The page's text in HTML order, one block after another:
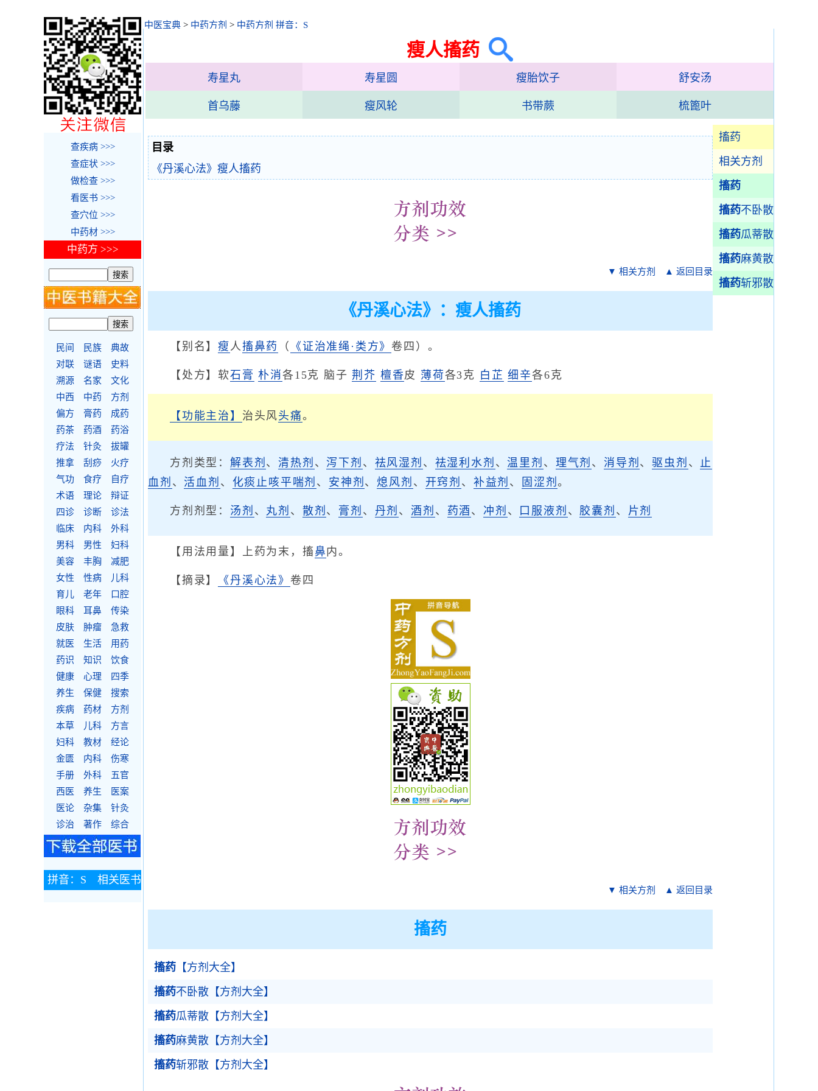
中医宝典 > 中药方剂 > 中药方剂 拼音：S
瘦人搐药
寿星丸 寿星圆 瘦胎饮子 舒安汤
首乌藤 瘦风轮 书带蕨 梳篦叶
搐药
相关方剂
搐药
搐药不卧散
搐药瓜蒂散
搐药麻黄散
搐药斩邪散
目录
《丹溪心法》瘦人搐药
▼ 相关方剂 ▲ 返回目录
《丹溪心法》：瘦人搐药
【别名】瘦 人搐鼻药 （ 《证治准绳·类方》卷四）。
【处方】软石膏 朴消各15克 脑子荆芥 檀香皮 薄荷各3克 白芷 细辛各6克
【功能主治】 治头风头痛。
方剂类型： 解表剂 、清热剂 、 泻下剂 、 祛风湿剂 、 祛湿利水剂 、温里剂 、 理气剂 、 消导剂 、驱虫剂 、 止
血剂 、 活血剂 、 化痰止咳平喘剂 、 安神剂 、熄风剂 、 开窍剂 、 补益剂 、 固涩剂。
方剂剂型： 汤剂 、 丸剂 、 散剂 、 膏剂 、 丹剂 、酒剂 、 药酒 、 冲剂 、 口服液剂 、 胶囊剂 、 片剂
【用法用量】上药为末，搐 鼻内。
【摘录】 《丹溪心法》卷四
▼ 相关方剂 ▲ 返回目录
搐药
搐药 【方剂大全】
搐药不卧散【方剂大全】
搐药瓜蒂散【方剂大全】
搐药麻黄散【方剂大全】
搐药斩邪散【方剂大全】
查疾病 >>>
查症状 >>>
做检查 >>>
看医书 >>>
查穴位 >>>
中药材 >>>
中药方 >>>
民间 民族
典故
对联
谜语
史料
溯源
名家
文化
中西
中药
方剂
偏方
膏药
成药
药茶
药酒
药浴
疗法
针灸
拔罐
推拿
刮痧
火疗
气功
食疗
自疗
术语
理论
辩证
四诊
诊断
诊法
临床
内科
外科
男科
男性
妇科
美容
丰胸
减肥
女性
性病
儿科
育儿
老年
口腔
眼科
耳鼻
传染
皮肤
肿瘤
急救
就医
生活
用药
药识
知识
饮食
健康
心理
四季
养生
保健
搜索
疾病
药材
方剂
本草
儿科
方言
妇科
教材
经论
金匮
内科
伤寒
手册
外科
五官
西医
养生
医案
医论
杂集
针灸
诊治
著作 综合
拼音：S 相关医书